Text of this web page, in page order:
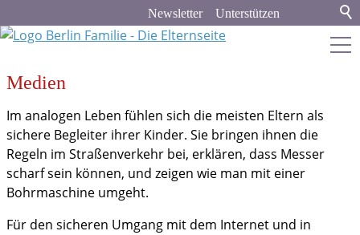
Unterstützen
Newsletter
berlin-familie.de
Stadt & Land
Bildung
Politik & Gesellschaft
Medien
Im analogen Leben fühlen sich die meisten Eltern als
sichere Begleiter ihrer Kinder. Sie bringen ihnen die
Regeln im Straßenverkehr bei, erklären, dass Messer
scharf sein können, und zeigen wie man mit einer
Bohrmaschine umgeht.
Für den sicheren Umgang mit dem Internet und in